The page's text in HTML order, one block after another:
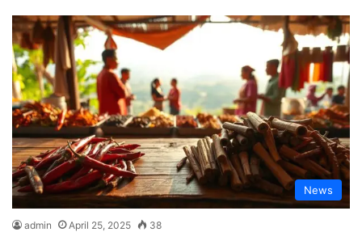
News
admin April 25, 2025 38